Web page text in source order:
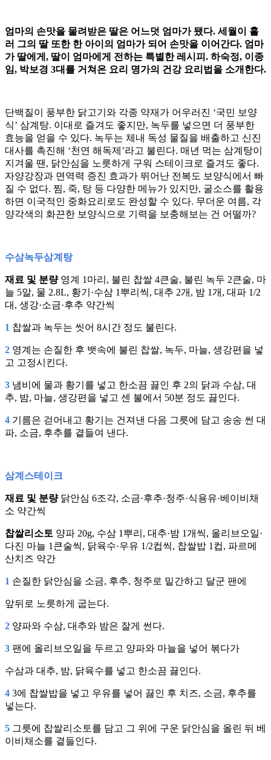
엄마의 손맛을 물려받은 딸은 어느덧 엄마가 됐다. 세월이 흘
러 그의 딸 또한 한 아이의 엄마가 되어 손맛을 이어간다. 엄마
가 딸에게, 딸이 엄마에게 전하는 특별한 레시피. 하숙정, 이종
임, 박보경 3대를 거쳐온 요리 명가의 건강 요리법을 소개한다.
단백질이 풍부한 닭고기와 각종 약재가 어우러진 ‘국민 보양
식’ 삼계탕. 이대로 즐겨도 좋지만, 녹두를 넣으면 더 풍부한
효능을 얻을 수 있다. 녹두는 체내 독성 물질을 배출하고 신진
대사를 촉진해 ‘천연 해독제’라고 불린다. 매년 먹는 삼계탕이
지겨울 땐, 닭안심을 노릇하게 구워 스테이크로 즐겨도 좋다.
자양강장과 면역력 증진 효과가 뛰어난 전복도 보양식에서 빠
질 수 없다. 찜, 죽, 탕 등 다양한 메뉴가 있지만, 굴소스를 활용
하면 이국적인 중화요리로도 완성할 수 있다. 무더운 여름, 각
양각색의 화끈한 보양식으로 기력을 보충해보는 건 어떨까?
수삼녹두삼계탕
재료 및 분량영계 1마리, 불린 찹쌀 4큰술, 불린 녹두 2큰술, 마
늘 5알, 물 2.8L, 황기·수삼 1뿌리씩, 대추 2개, 밤 1개, 대파 1/2
대, 생강·소금·후추 약간씩
1 찹쌀과 녹두는 씻어 8시간 정도 불린다.
2 영계는 손질한 후 뱃속에 불린 찹쌀, 녹두, 마늘, 생강편을 넣
고 고정시킨다.
3 냄비에 물과 황기를 넣고 한소끔 끓인 후 2의 닭과 수삼, 대
추, 밤, 마늘, 생강편을 넣고 센 불에서 50분 정도 끓인다.
4 기름은 걷어내고 황기는 건져낸 다음 그릇에 담고 송송 썬 대
파, 소금, 후추를 곁들여 낸다.
삼계스테이크
재료 및 분량닭안심 6조각, 소금·후추·청주·식용유·베이비채
소 약간씩
찹쌀리소토 양파 20g, 수삼 1뿌리, 대추·밤 1개씩, 올리브오일·
다진 마늘 1큰술씩, 닭육수·우유 1/2컵씩, 찹쌀밥 1컵, 파르메
산치즈 약간
1 손질한 닭안심을 소금, 후추, 청주로 밑간하고 달군 팬에
앞뒤로 노릇하게 굽는다.
2 양파와 수삼, 대추와 밤은 잘게 썬다.
3 팬에 올리브오일을 두르고 양파와 마늘을 넣어 볶다가
수삼과 대추, 밤, 닭육수를 넣고 한소끔 끓인다.
4 3에 찹쌀밥을 넣고 우유를 넣어 끓인 후 치즈, 소금, 후추를
넣는다.
5 그릇에 찹쌀리소토를 담고 그 위에 구운 닭안심을 올린 뒤 베
이비채소를 곁들인다.